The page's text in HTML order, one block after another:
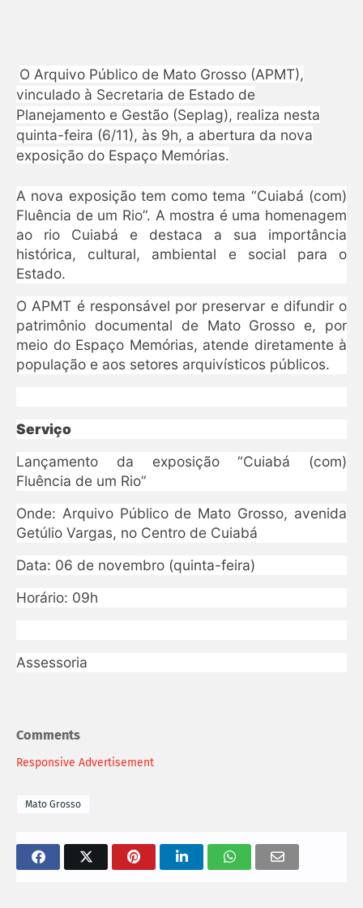
O Arquivo Público de Mato Grosso (APMT),
vinculado à Secretaria de Estado de
Planejamento e Gestão (Seplag), realiza nesta
quinta-feira (6/11), às 9h, a abertura da nova
exposição do Espaço Memórias.
A nova exposição tem como tema “Cuiabá (com)
Fluência de um Rio”. A mostra é uma homenagem
ao rio Cuiabá e destaca a sua importância
histórica, cultural, ambiental e social para o
Estado.
O APMT é responsável por preservar e difundir o
patrimônio documental de Mato Grosso e, por
meio do Espaço Memórias, atende diretamente à
população e aos setores arquivísticos públicos.
Serviço
Lançamento da exposição “Cuiabá (com)
Fluência de um Rio”
Onde: Arquivo Público de Mato Grosso, avenida
Getúlio Vargas, no Centro de Cuiabá
Data: 06 de novembro (quinta-feira)
Horário: 09h
Assessoria
Comments
Responsive Advertisement
Mato Grosso